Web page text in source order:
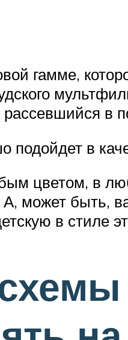
гамме,
в
в
цветом, в
А, может
в стиле